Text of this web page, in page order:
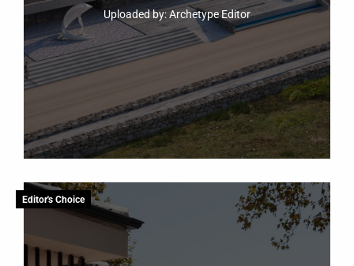
Uploaded by: Archetype Editor
Editor's Choice